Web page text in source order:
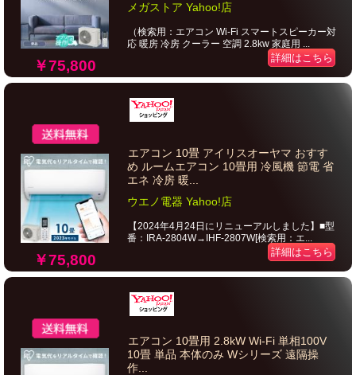
￥75,800
メガストア Yahoo!店
（検索用：エアコン Wi-Fi スマートスピーカー対
応 暖房 冷房 クーラー 空調 2.8kw 家庭用 ...
詳細はこちら
￥75,800
エアコン 10畳 アイリスオーヤマ おすす
め ルームエアコン 10畳用 冷風機 節電 省
エネ 冷房 暖...
ウエノ電器 Yahoo!店
【2024年4月24日にリニューアルしました】■型
番：IRA-2804W→IHF-2807W[検索用：エ...
詳細はこちら
エアコン 10畳用 2.8kW Wi-Fi 単相100V
10畳 単品 本体のみ Wシリーズ 遠隔操
作...